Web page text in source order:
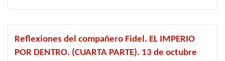
Reflexiones del compañero Fidel. EL IMPERIO
POR DENTRO. (CUARTA PARTE). 13 de octubre